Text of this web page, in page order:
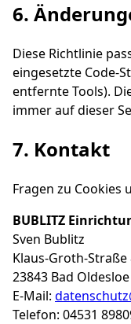
6.
Diese Richtlinie
eingesetzte Code-
entfernte Tools).
immer auf dieser
7. Kontakt
Fragen zu Cookies
BUBLITZ
Sven Bublitz
Klaus-Groth-Straße
23843 Bad Oldesloe
E-Mail:
Telefon: 04531